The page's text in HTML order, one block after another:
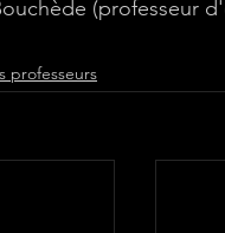
(professeur
professeurs